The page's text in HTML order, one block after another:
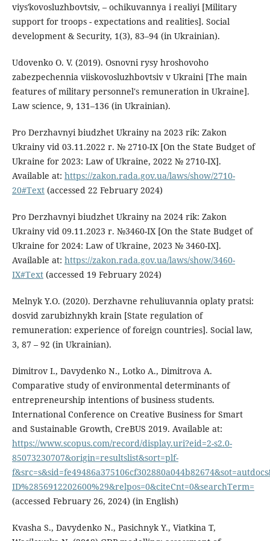
viysʹkovosluzhbovtsiv, – ochikuvannya i realiyi [Military
support for troops - expectations and realities]. Social
development & Security, 1(3), 83–94 (in Ukrainian).
Udovenko O. V. (2019). Osnovni rysy hroshovoho
zabezpechennia viiskovosluzhbovtsiv v Ukraini [The main
features of military personnel's remuneration in Ukraine].
Law science, 9, 131–136 (in Ukrainian).
Pro Derzhavnyi biudzhet Ukrainy na 2023 rik: Zakon
Ukrainy vid 03.11.2022 r. № 2710-IX [On the State Budget of
Ukraine for 2023: Law of Ukraine, 2022 № 2710-IX].
Available at: https://zakon.rada.gov.ua/laws/show/2710-
20#Text(accessed 22 February 2024)
Pro Derzhavnyi biudzhet Ukrainy na 2024 rik: Zakon
Ukrainy vid 09.11.2023 r. №3460-IX [On the State Budget of
Ukraine for 2024: Law of Ukraine, 2023 № 3460-IX].
Available at: https://zakon.rada.gov.ua/laws/show/3460-
IX#Text(accessed 19 February 2024)
Melnyk Y.O. (2020). Derzhavne rehuliuvannia oplaty pratsi:
dosvid zarubizhnykh krain [State regulation of
remuneration: experience of foreign countries]. Social law,
3, 87 – 92 (in Ukrainian).
Dimitrov I., Davydenko N., Lotko A., Dimitrova A.
Comparative study of environmental determinants of
entrepreneurship intentions of business students.
International Conference on Creative Business for Smart
and Sustainable Growth, CreBUS 2019. Available at:
https://www.scopus.com/record/display.uri?eid=2-s2.0-
85073230707&origin=resultslist&sort=plf-
ID%2856912202600%29&relpos=0&citeCnt=0&searchTerm=
(accessed February 26, 2024) (in English)
Kvasha S., Davydenko N., Pasichnyk Y., Viatkina T,